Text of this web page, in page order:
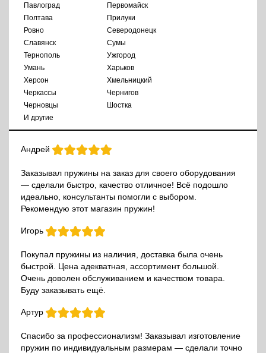
Павлоград
Первомайск
Полтава
Прилуки
Ровно
Северодонецк
Славянск
Сумы
Тернополь
Ужгород
Умань
Харьков
Херсон
Хмельницкий
Черкассы
Чернигов
Черновцы
Шостка
И другие
Андрей
Заказывал пружины на заказ для своего оборудования
— сделали быстро, качество отличное! Всё подошло
идеально, консультанты помогли с выбором.
Рекомендую этот магазин пружин!
Игорь
Покупал пружины из наличия, доставка была очень
быстрой. Цена адекватная, ассортимент большой.
Очень доволен обслуживанием и качеством товара.
Буду заказывать ещё.
Артур
Спасибо за профессионализм! Заказывал изготовление
пружин по индивидуальным размерам — сделали точно